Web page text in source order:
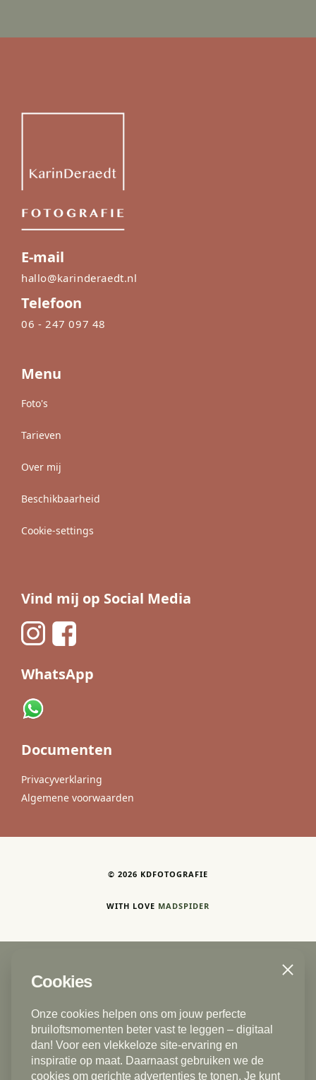
E-mail
hallo@karinderaedt.nl
Telefoon
06 - 247 097 48
Menu
Foto's
Tarieven
Over mij
Beschikbaarheid
Cookie-settings
Vind mij op Social Media
WhatsApp
Documenten
Privacyverklaring
Algemene voorwaarden
© 2026 KDFOTOGRAFIE
WITH LOVE MADSPIDER
Den Haag - Delft - Voorburg - Rijswijk ZH -
Zoetermeer - Gouda - Rotterdam - Vlaardingen -
Leidschendam - Ermelo - Rotterdam - Schiedam -
Alphen aan den Rijn - Dordrecht - Scheveningen -
Cookies
Onze cookies helpen ons om jouw perfecte
bruiloftsmomenten beter vast te leggen – digitaal
dan! Voor een vlekkeloze site-ervaring en
inspiratie op maat. Daarnaast gebruiken we de
cookies om gerichte advertenties te tonen. Je kunt
Close